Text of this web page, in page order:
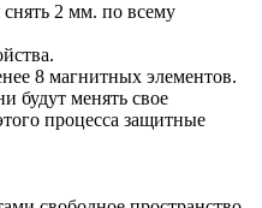
снять 2 мм. по всему
8 магнитных элементов.
будут менять свое
процесса защитные